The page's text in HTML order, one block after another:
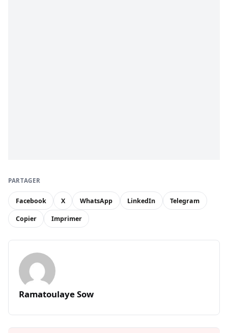
PARTAGER
Facebook X WhatsApp LinkedIn Telegram
Copier Imprimer
Ramatoulaye Sow